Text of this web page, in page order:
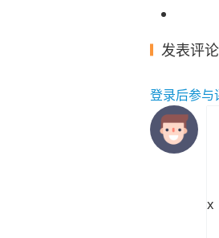
发表评论
登录后参与
x